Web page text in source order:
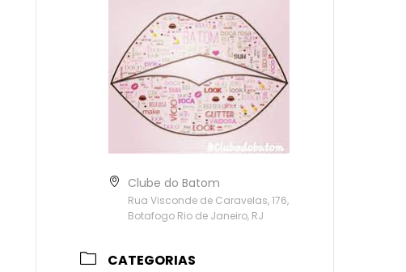
Clube do Batom
Rua Visconde de Caravelas, 176,
Botafogo Rio de Janeiro, RJ
CATEGORIAS